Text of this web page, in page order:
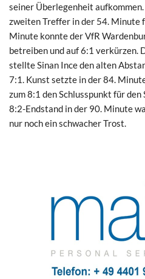
seiner Überlegenheit
zweiten Treffer in der 54. Minute
Minute konnte der VfR
betreiben und auf 6:1 verkürzen.
stellte Sinan Ince den alten
7:1. Kunst setzte in der 84.
zum 8:1 den Schlusspunkt für
8:2-Endstand in der 90. Minute
nur noch ein schwacher Trost.